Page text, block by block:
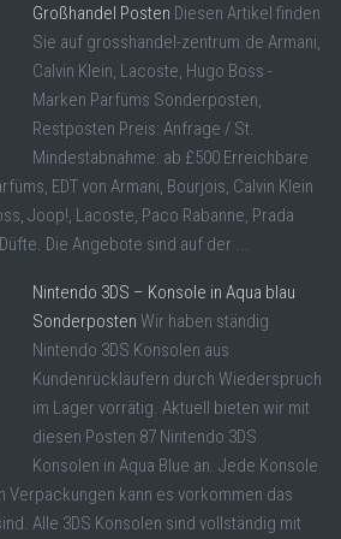
Großhandel Posten Diesen Artikel finden
Sie auf grosshandel-zentrum.de Armani,
Calvin Klein, Lacoste, Hugo Boss -
Marken Parfüms Sonderposten,
Restposten Preis: Anfrage / St.
Mindestabnahme: ab £500 Erreichbare
EDT von Armani, Bourjois, Calvin Klein
Joop!, Lacoste, Paco Rabanne, Prada
Die Angebote sind auf der ...
Nintendo 3DS – Konsole in Aqua blau
Sonderposten Wir haben ständig
Nintendo 3DS Konsolen aus
Kundenrückläufern durch Wiederspruch
im Lager vorrätig. Aktuell bieten wir mit
diesen Posten 87 Nintendo 3DS
Konsolen in Aqua Blue an. Jede Konsole
Verpackungen kann es vorkommen das
Alle 3DS Konsolen sind vollständig mit